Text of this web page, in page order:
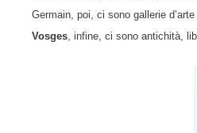
Germain, poi, ci sono gallerie
Vosges , infine, ci sono antichità,